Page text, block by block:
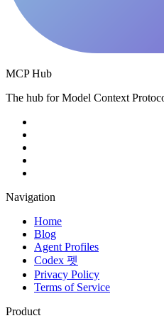
MCP Hub
The hub for Model Context
Navigation
Home
Blog
Agent Profiles
Codex 펫
Privacy Policy
Terms of Service
Product